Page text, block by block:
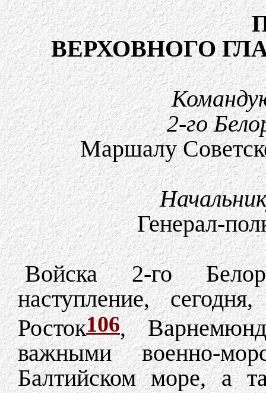
ВЕРХОВНОГО
2-го
Маршалу
Генерал-
Войска 2-го
наступление,
Росток106,
важными военно-
Балтийском море, а